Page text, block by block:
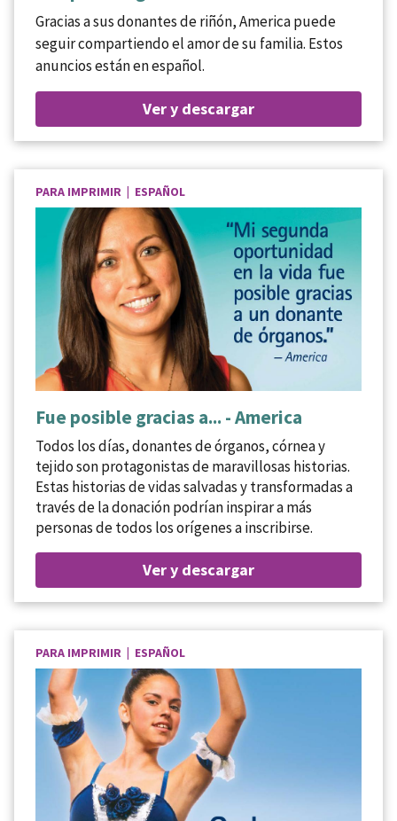
Gracias a sus donantes de riñón, America puede
seguir compartiendo el amor de su familia. Estos
anuncios están en español.
Ver y descargar
PARA IMPRIMIR | ESPAÑOL
Fue posible gracias a... - America
Todos los días, donantes de órganos, córnea y
tejido son protagonistas de maravillosas historias.
Estas historias de vidas salvadas y transformadas a
través de la donación podrían inspirar a más
personas de todos los orígenes a inscribirse.
Ver y descargar
PARA IMPRIMIR | ESPAÑOL